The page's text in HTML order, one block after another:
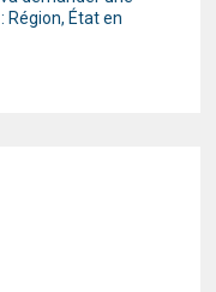
Région, État en